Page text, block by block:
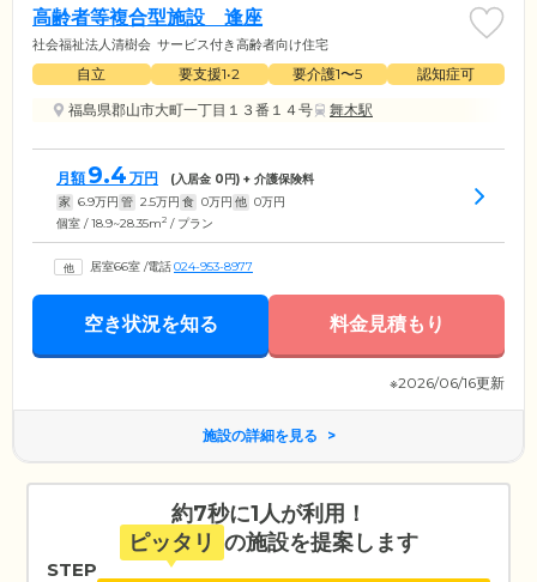
高齢者等複合型施設 逢座
社会福祉法人清樹会 サービス付き高齢者向け住宅
自立 要支援1•2 要介護1〜5
認知症可
福島県郡山市大町一丁目１３番１４号
舞木駅
月額 9.4 万円 (入居金 0円) + 介護保険料
家 6.9万円 管 2.5万円 食 0万円 他 0万円
個室 / 18.9~28.35m2 / プラン
居室66室 /電話024-953-8977
空き状況を知る 料金見積もり
※2026/06/16更新
施設の詳細を見る
約7秒に1人が利用！
ピッタリ の施設を提案します
STEP